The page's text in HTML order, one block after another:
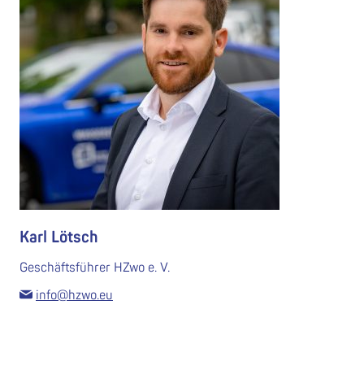
Karl Lötsch
Geschäftsführer HZwo e. V.
info@hzwo.eu